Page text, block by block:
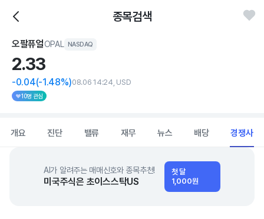
종목검색
오팔퓨얼OPAL NASDAQ
2.33
-0.04(-1.48%)08.06 14:24, USD
10명 관심
개요 진단 밸류 재무 뉴스 배당 경쟁사
AI가 알려주는 매매신호와 종목추천!
미국주식은 초이스스탁US
첫 달
1,000원